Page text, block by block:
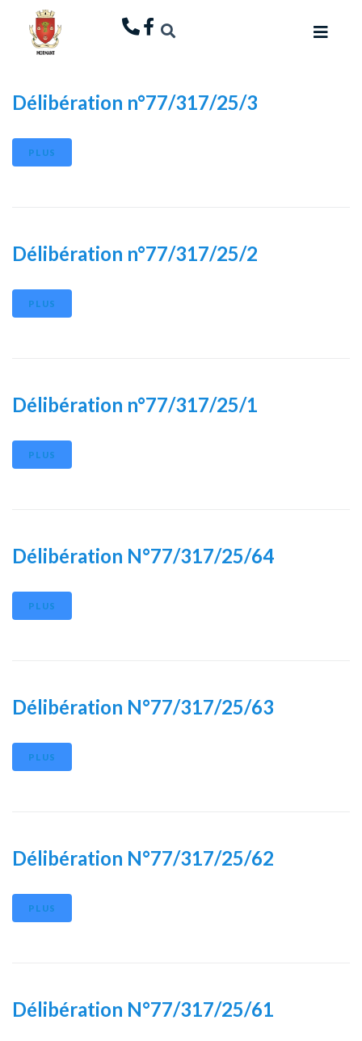
principal
Délibération n°77/317/25/3
PLUS
Délibération n°77/317/25/2
PLUS
Délibération n°77/317/25/1
PLUS
Délibération N°77/317/25/64
PLUS
Délibération N°77/317/25/63
PLUS
Délibération N°77/317/25/62
PLUS
Délibération N°77/317/25/61